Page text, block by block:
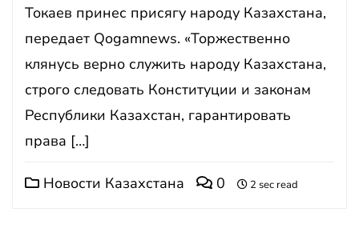
Токаев принес присягу народу Казахстана,
передает Qogamnews. «Торжественно
клянусь верно служить народу Казахстана,
строго следовать Конституции и законам
Республики Казахстан, гарантировать
права […]
Новости Казахстана 0 2 sec read